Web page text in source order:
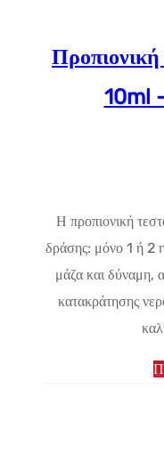
10ml
Η προπιονική
δράσης: μόνο 1 ή 2
μάζα και δύναμη,
κατακράτησης